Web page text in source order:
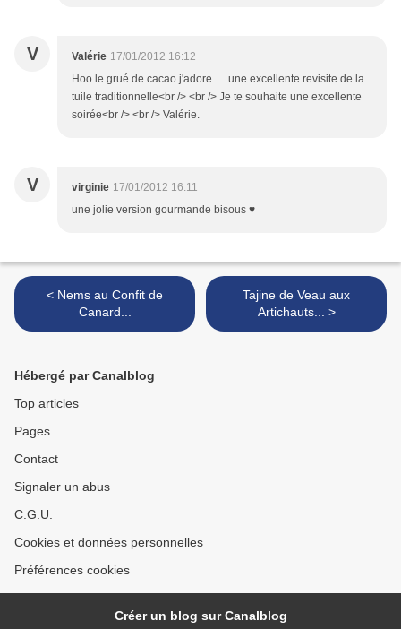
V Valérie 17/01/2012 16:12
Hoo le grué de cacao j'adore … une excellente revisite de la
tuile traditionnelle<br /> <br /> Je te souhaite une excellente
soirée<br /> <br /> Valérie.
V virginie 17/01/2012 16:11
une jolie version gourmande bisous ♥
< Nems au Confit de
Canard...
Tajine de Veau aux
Artichauts... >
Hébergé par Canalblog
Top articles
Pages
Contact
Signaler un abus
C.G.U.
Cookies et données personnelles
Préférences cookies
Créer un blog sur Canalblog